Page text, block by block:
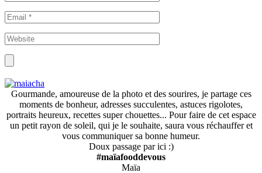
Gourmande, amoureuse de la photo et des sourires, je partage ces
moments de bonheur, adresses succulentes, astuces rigolotes,
portraits heureux, recettes super chouettes... Pour faire de cet espace
un petit rayon de soleil, qui je le souhaite, saura vous réchauffer et
vous communiquer sa bonne humeur.
Doux passage par ici :)
#maïafooddevous
Maïa